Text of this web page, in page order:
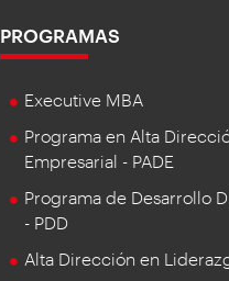
PROGRAMAS
Executive MBA
Programa en Alta
Empresarial - PADE
Programa de Desarrollo
- PDD
Alta Dirección en